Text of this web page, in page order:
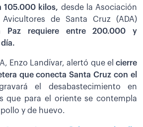
105.000 kilos, desde la Asociación
Avicultores de Santa Cruz (ADA)
Paz requiere entre 200.000 y
Enzo Landívar, alertó que el cierre
que conecta Santa Cruz con el
el desabastecimiento en
que para el oriente se contempla
y de huevo.